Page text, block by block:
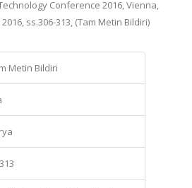
Conference 2016, Vienna,
ss.306-313, (Tam Metin Bildiri)
Metin Bildiri